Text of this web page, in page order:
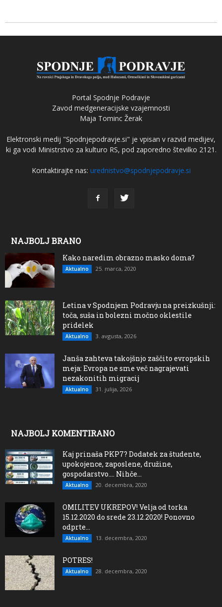
Portal Spodnje Podravje
Zavod medgeneracijske vzajemnosti
Maja Tominc Žerak
Elektronski medij "Spodnjepodravje.si" je vpisan v razvid medijev,
ki ga vodi Ministrstvo za kulturo RS, pod zaporedno številko 2121.
Kontaktirajte nas: urednistvo@spodnjepodravje.si
NAJBOLJ BRANO
Kako naredim obrazno masko doma?
Aktualno 25. marca, 2020
Letina v Spodnjem Podravju na preizkušnji:
toča, suša in bolezni močno oklestile
pridelek
Aktualno 3. avgusta, 2026
Janša zahteva takojšnjo zaščito evropskih
meja: Evropa ne sme več nagrajevati
nezakonitih migracij
Aktualno 31. julija, 2026
NAJBOLJ KOMENTIRANO
Kaj prinaša PKP7? Dodatek za študente,
upokojence, zaposlene, družine,
gospodarstvo…. Nihče...
Aktualno 20. decembra, 2020
OMILITEV UKREPOV! Velja od torka
15.12.2020 do srede 23.12.2020! Ponovno
odprte...
Aktualno 13. decembra, 2020
POTRES!
Aktualno 28. decembra, 2020